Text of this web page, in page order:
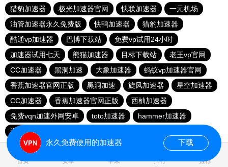
猎豹加速器
极光加速器官网 快联加速器
一元机场
油管加速器永久免费版
快鸭加速器
猎豹加速器
酷通vp加速器
巴博下载站
免费vp试用24小时
加速器试用七天
熊猫加速器 目标下载站
老王vp官网
CC加速器
黑洞加速 大象加速器
蚂蚁vp加速器官网
香蕉加速器官网正版
黑洞加速 旋风加速器
星空加速器
CC加速器
香蕉加速器官网正版
西柚加速器
免费vqn加速外网安卓
toto加速器
hammer加速器
海外加速器七天试用
首页 安卓 苹果 排行 推荐
永久免费使用的加速器 下载
0.518830s